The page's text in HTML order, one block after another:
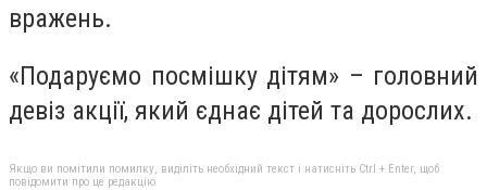
вражень.
«Подаруємо посмішку дітям» – головний
девіз акції, який єднає дітей та дорослих.
Якщо ви помітили помилку, виділіть необхідний текст і натисніть Ctrl + Enter, щоб
повідомити про це редакцію